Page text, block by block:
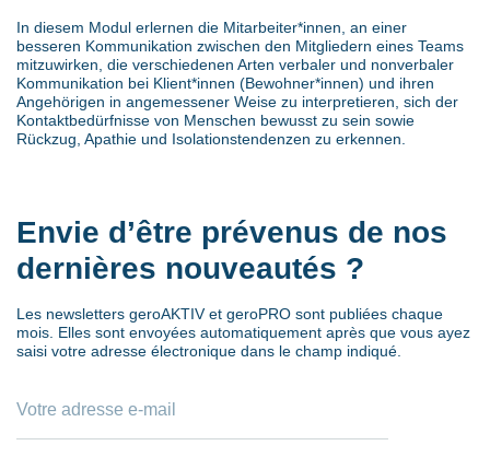
In diesem Modul erlernen die Mitarbeiter*innen, an einer
besseren Kommunikation zwischen den Mitgliedern eines Teams
mitzuwirken, die verschiedenen Arten verbaler und nonverbaler
Kommunikation bei Klient*innen (Bewohner*innen) und ihren
Angehörigen in angemessener Weise zu interpretieren, sich der
Kontaktbedürfnisse von Menschen bewusst zu sein sowie
Rückzug, Apathie und Isolationstendenzen zu erkennen.
Envie d’être prévenus de nos
dernières nouveautés ?
Les newsletters geroAKTIV et geroPRO sont publiées chaque
mois. Elles sont envoyées automatiquement après que vous ayez
saisi votre adresse électronique dans le champ indiqué.